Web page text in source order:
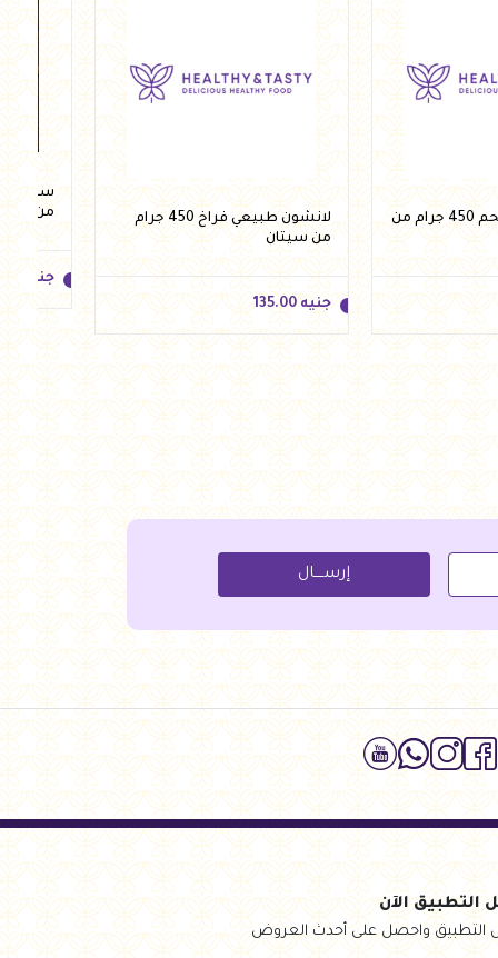
لانشون طبيعي لحم 450 جرام من
لانشون طبيعي فراخ 450 جرام
من سيتان
جنيه 135.00
جنيه 135.00
أضف للسلة
من
جنيه
جنيه
إرســــال
التطبيق الآن
التطبيق واحصل على أحدث العروض